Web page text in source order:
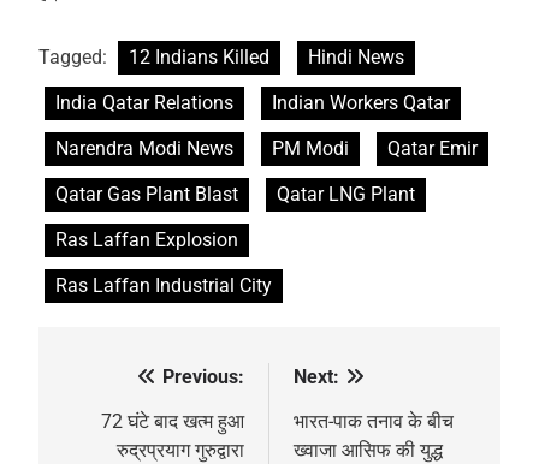
Tagged: 12 Indians Killed
Hindi News
India Qatar Relations
Indian Workers Qatar
Narendra Modi News
PM Modi
Qatar Emir
Qatar Gas Plant Blast
Qatar LNG Plant
Ras Laffan Explosion
Ras Laffan Industrial City
navigation
Previous:
72 घंटे बाद खत्म हुआ
रुद्रप्रयाग गुरुद्वारा
Next:
भारत-पाक तनाव के बीच
ख्वाजा आसिफ की युद्ध